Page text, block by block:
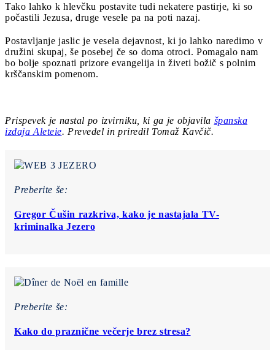
Tako lahko k hlevčku postavite tudi nekatere pastirje, ki so
počastili Jezusa, druge vesele pa na poti nazaj.
Postavljanje jaslic je vesela dejavnost, ki jo lahko naredimo v
družini skupaj, še posebej če so doma otroci. Pomagalo nam
bo bolje spoznati prizore evangelija in živeti božič s polnim
krščanskim pomenom.
Prispevek je nastal po izvirniku, ki ga je objavila španska
izdaja Aleteie. Prevedel in priredil Tomaž Kavčič.
Preberite še:
Gregor Čušin razkriva, kako je nastajala TV-
kriminalka Jezero
Preberite še:
Kako do praznične večerje brez stresa?